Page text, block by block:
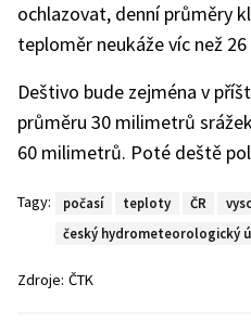
ochlazovat, denní průměry
teploměr neukáže víc než
Deštivo bude zejména v
průměru 30 milimetrů
60 milimetrů. Poté deště
Tagy: počasí teploty ČR
český hydrometeorologický
Zdroje: ČTK